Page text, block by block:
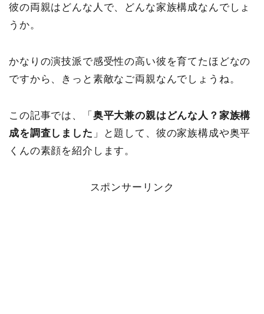
彼の両親はどんな人で、どんな家族構成なんでしょ
うか。
かなりの演技派で感受性の高い彼を育てたほどなの
ですから、きっと素敵なご両親なんでしょうね。
この記事では、「 奥平大兼の親はどんな人？家族構
成を調査しました 」と題して、彼の家族構成や奥平
くんの素顔を紹介します。
スポンサーリンク